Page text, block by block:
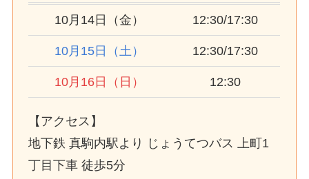
10月14日（金） 12:30/17:30
10月15日（土） 12:30/17:30
10月16日（日） 12:30
【アクセス】
地下鉄 真駒内駅より じょうてつバス 上町1
丁目下車 徒歩5分